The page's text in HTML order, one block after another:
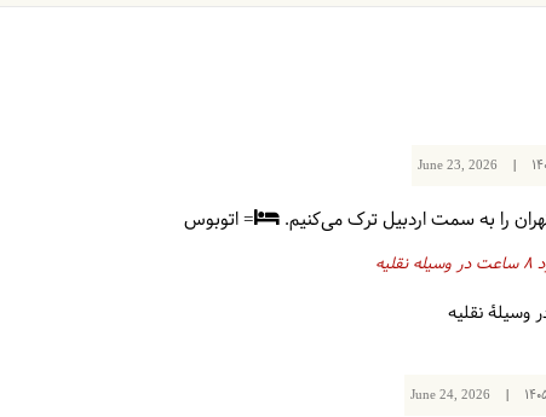
June 23, 2026 |
را به سمت اردبیل ترک می‌کنیم. = اتوبوس
وسیلۀ نقلیه
June 24, 2026 |